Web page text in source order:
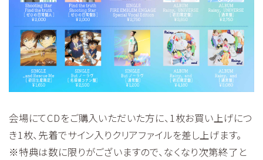
会場にてCDをご購入いただいた方に、1枚お買い上げにつ
き1枚、先着でサイン入りクリアファイルを差し上げます。
※特典は数に限りがございますので、なくなり次第終了と